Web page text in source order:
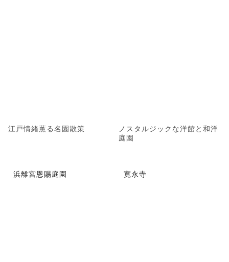
江戸情緒薫る名園散策
ノスタルジックな洋館と和洋
庭園
浜離宮恩賜庭園 寛永寺